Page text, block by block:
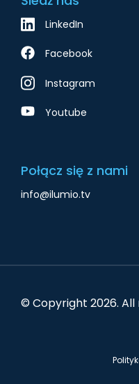
LinkedIn
Facebook
Instagram
Youtube
Połącz się z nami
info@ilumio.tv
© Copyright 2026.